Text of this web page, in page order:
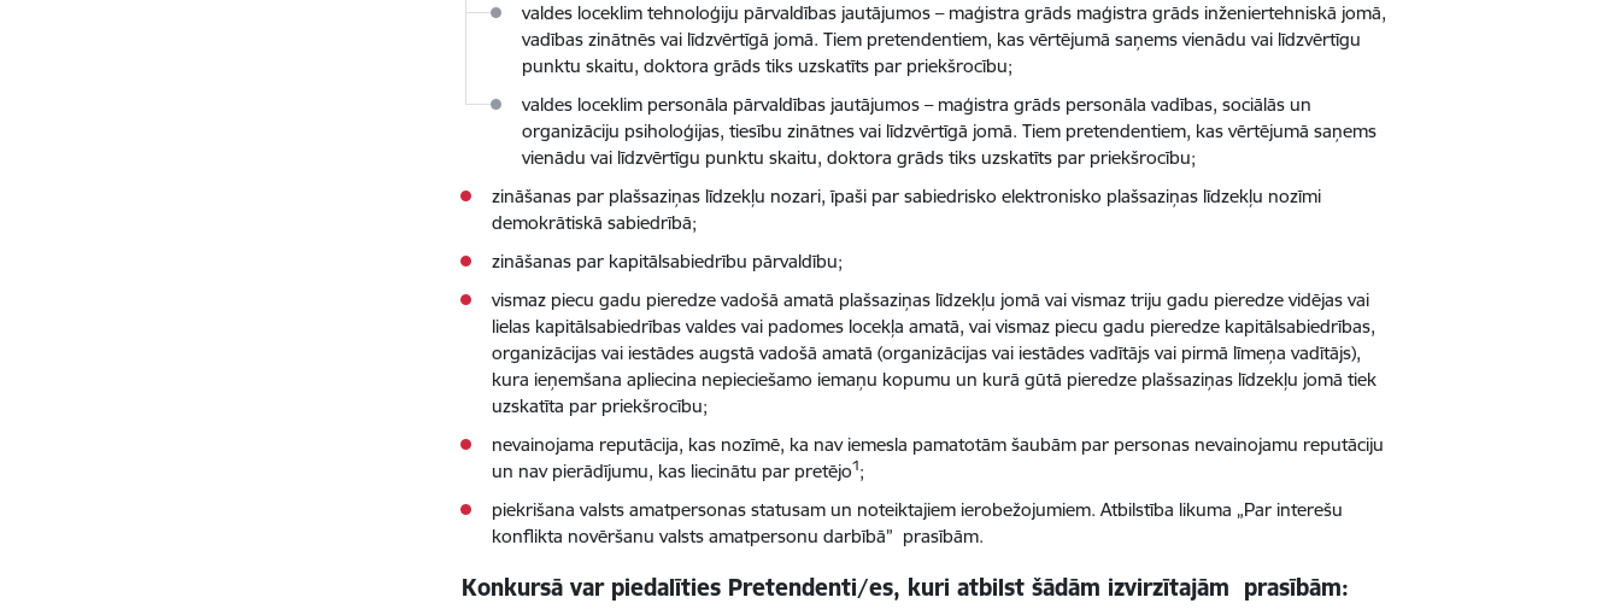
valdes loceklim tehnoloģiju pārvaldības jautājumos – maģistra grāds maģistra grāds inženiertehniskā jomā,
vadības zinātnēs vai līdzvērtīgā jomā. Tiem pretendentiem, kas vērtējumā saņems vienādu vai līdzvērtīgu
punktu skaitu, doktora grāds tiks uzskatīts par priekšrocību;
valdes loceklim personāla pārvaldības jautājumos – maģistra grāds personāla vadības, sociālās un
organizāciju psiholoģijas, tiesību zinātnes vai līdzvērtīgā jomā. Tiem pretendentiem, kas vērtējumā saņems
vienādu vai līdzvērtīgu punktu skaitu, doktora grāds tiks uzskatīts par priekšrocību;
zināšanas par plašsaziņas līdzekļu nozari, īpaši par sabiedrisko elektronisko plašsaziņas līdzekļu nozīmi
demokrātiskā sabiedrībā;
zināšanas par kapitālsabiedrību pārvaldību;
vismaz piecu gadu pieredze vadošā amatā plašsaziņas līdzekļu jomā vai vismaz triju gadu pieredze vidējas vai
lielas kapitālsabiedrības valdes vai padomes locekļa amatā, vai vismaz piecu gadu pieredze kapitālsabiedrības,
organizācijas vai iestādes augstā vadošā amatā (organizācijas vai iestādes vadītājs vai pirmā līmeņa vadītājs),
kura ieņemšana apliecina nepieciešamo iemaņu kopumu un kurā gūtā pieredze plašsaziņas līdzekļu jomā tiek
uzskatīta par priekšrocību;
nevainojama reputācija, kas nozīmē, ka nav iemesla pamatotām šaubām par personas nevainojamu reputāciju
un nav pierādījumu, kas liecinātu par pretējo1;
piekrišana valsts amatpersonas statusam un noteiktajiem ierobežojumiem. Atbilstība likuma „Par interešu
konflikta novēršanu valsts amatpersonu darbībā” prasībām.
Konkursā var piedalīties Pretendenti/es, kuri atbilst šādām izvirzītajām prasībām: